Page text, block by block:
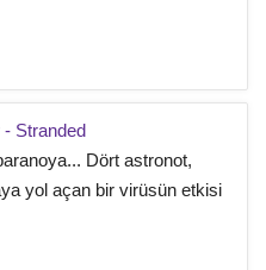
- Stranded
Dört astronot,
yol açan bir virüsün etkisi